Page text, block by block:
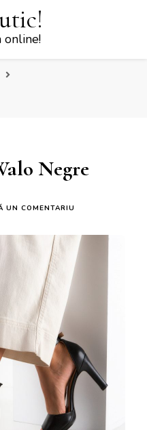
online!
Negre
UN COMENTARIU
TOC
WALO
NEGRE